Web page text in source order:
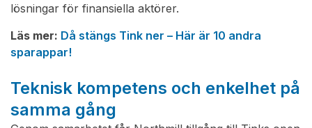
lösningar för finansiella aktörer.
Läs mer: Då stängs Tink ner – Här är 10 andra
sparappar!
Teknisk kompetens och enkelhet på
samma gång